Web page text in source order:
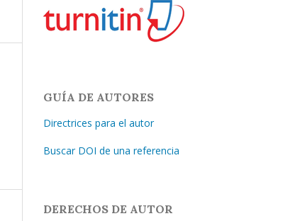
GUÍA DE AUTORES
Directrices para el autor
Buscar DOI de una referencia
DERECHOS DE AUTOR